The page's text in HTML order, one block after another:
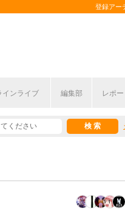
登録アー
インライブ 編集部 レポー